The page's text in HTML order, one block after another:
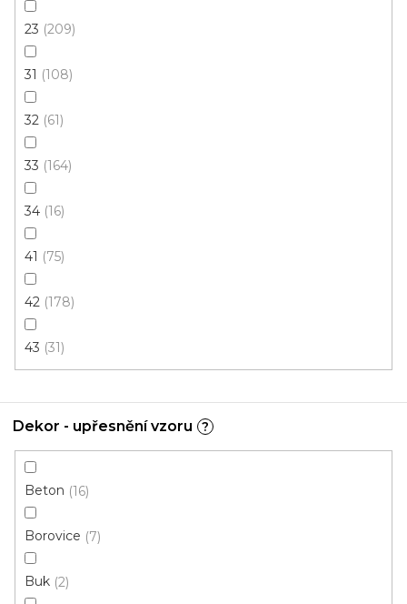
23 209
31 108
32 61
33 164
34 16
41 75
42 178
43 31
Dekor - upřesnění vzoru ?
Beton 16
Borovice 7
Buk 2
Vinylová podlaha Fatraclick - Vepo Dub Sněžný
15661-3
Měrná
395,54 Kč / 1 m2
FatraClick VÝPRODEJ 1 bal.